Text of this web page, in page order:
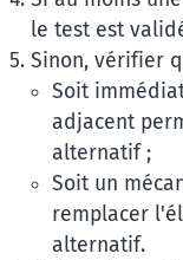
le test est
Sinon, vérifier
Soit
adjacent
alternatif ;
Soit un
remplacer
alternatif.